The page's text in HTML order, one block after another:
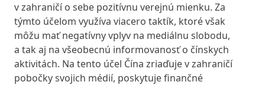
v zahraničí o sebe pozitívnu verejnú mienku. Za
týmto účelom využíva viacero taktík, ktoré však
môžu mať negatívny vplyv na mediálnu slobodu,
a tak aj na všeobecnú informovanosť o čínskych
aktivitách. Na tento účel Čína zriaďuje v zahraničí
pobočky svojich médií, poskytuje finančné